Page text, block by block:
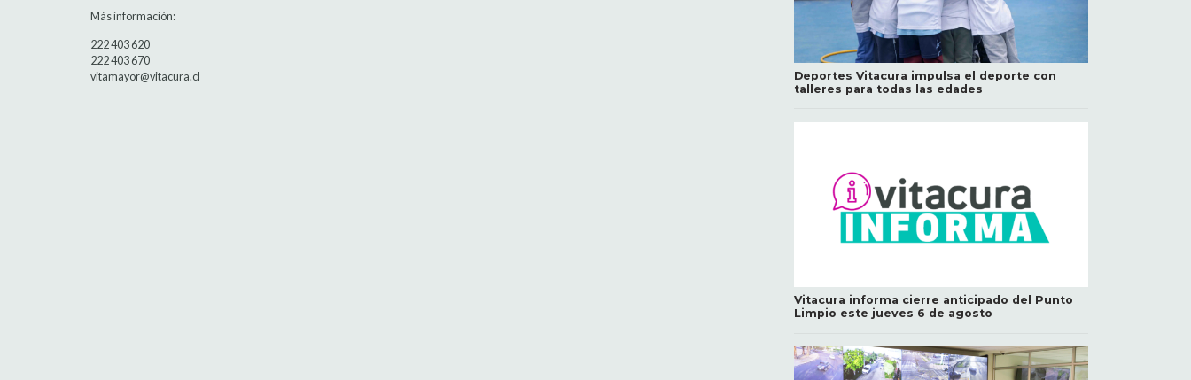
Más información:
222 403 620
222 403 670
vitamayor@vitacura.cl
Deportes Vitacura impulsa el deporte con
talleres para todas las edades
Vitacura informa cierre anticipado del Punto
Limpio este jueves 6 de agosto